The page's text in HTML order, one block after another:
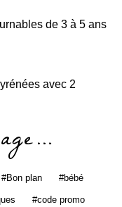
de 3 à 5 ans
avec 2
Bon plan bébé
code promo